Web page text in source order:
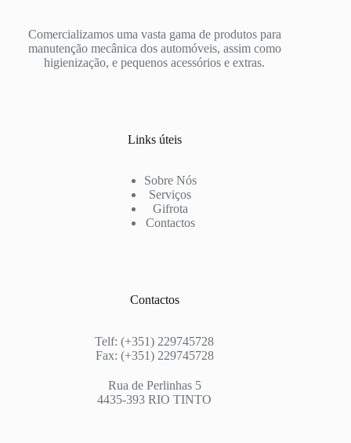
Comercializamos uma vasta gama de produtos para
manutenção mecânica dos automóveis, assim como
higienização, e pequenos acessórios e extras.
Links úteis
Sobre Nós
Serviços
Gifrota
Contactos
Contactos
Telf: (+351) 229745728
Fax: (+351) 229745728
Rua de Perlinhas 5
4435-393 RIO TINTO